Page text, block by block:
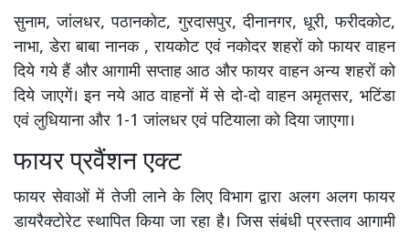
सुनाम, जांलधर, पठानकोट, गुरदासपुर, दीनानगर, धूरी, फरीदकोट,
नाभा, डेरा बाबा नानक , रायकोट एवं नकोदर शहरों को फायर वाहन
दिये गये हैं और आगामी सप्ताह आठ और फायर वाहन अन्य शहरों को
दिये जाएगें। इन नये आठ वाहनों में से दो-दो वाहन अमृतसर, भटिंडा
एवं लुधियाना और 1-1 जांलधर एवं पटियाला को दिया जाएगा।
फायर प्रवैंशन एक्ट
फायर सेवाओं में तेजी लाने के लिए विभाग द्वारा अलग अलग फायर
डायरैक्टोरेट स्थापित किया जा रहा है। जिस संबंधी प्रस्ताव आगामी